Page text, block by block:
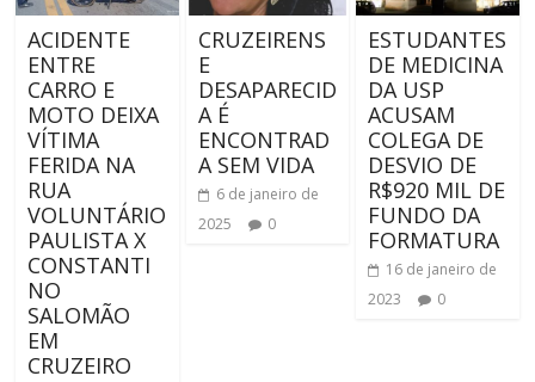
ACIDENTE
ENTRE
CARRO E
MOTO DEIXA
VÍTIMA
FERIDA NA
RUA
VOLUNTÁRIO
PAULISTA X
CONSTANTI
NO
SALOMÃO
EM
CRUZEIRO
CRUZEIRENS
E
DESAPARECID
A É
ENCONTRAD
A SEM VIDA
6 de janeiro de
2025
0
ESTUDANTES
DE MEDICINA
DA USP
ACUSAM
COLEGA DE
DESVIO DE
R$920 MIL DE
FUNDO DA
FORMATURA
16 de janeiro de
2023
0